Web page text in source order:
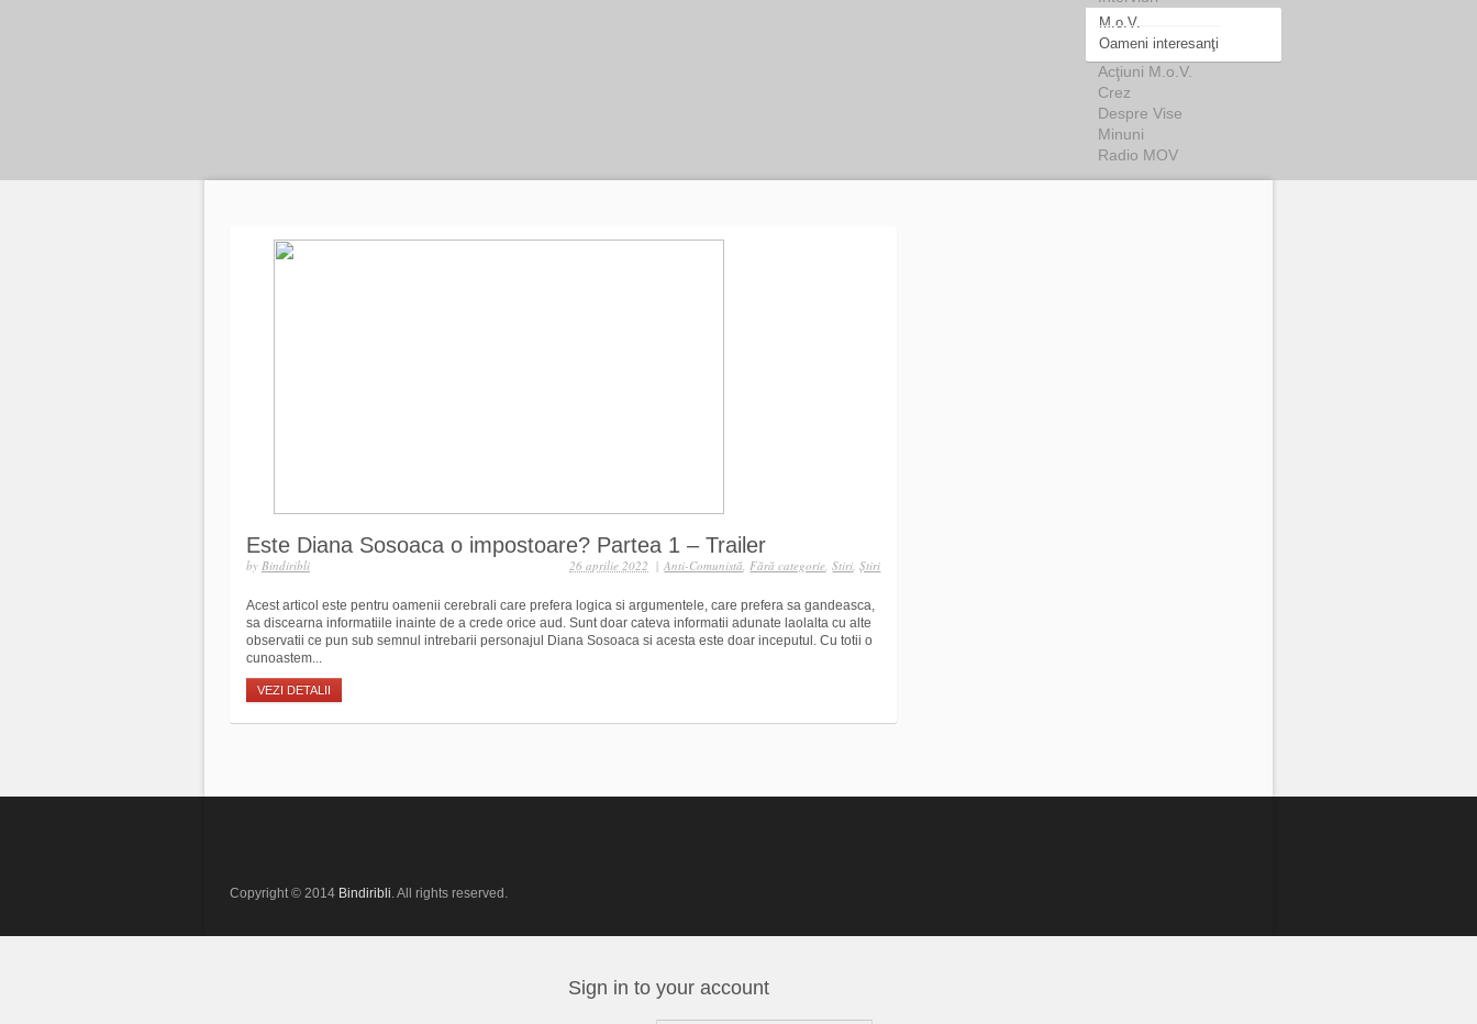
M.o.V.
Oameni interesanţi
Acţiuni M.o.V.
Crez
Despre Vise
Minuni
Radio MOV
Este Diana Sosoaca o impostoare? Partea 1 – Trailer
by Bindiribli | Anti-Comunistă,Fără categorie,Stiri,Ştiri
26 aprilie 2022
Acest articol este pentru oamenii cerebrali care prefera logica si argumentele, care prefera sa gandeasca,
sa discearna informatiile inainte de a crede orice aud. Sunt doar cateva informatii adunate laolalta cu alte
observatii ce pun sub semnul intrebarii personajul Diana Sosoaca si acesta este doar inceputul. Cu totii o
cunoastem...
VEZI DETALII
Copyright © 2014 Bindiribli. All rights reserved.
Sign in to your account